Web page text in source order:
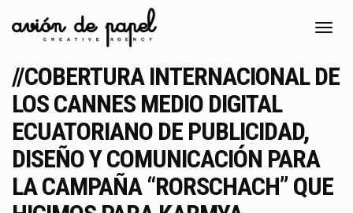
//COBERTURA INTERNACIONAL DE
LOS CANNES MEDIO DIGITAL
ECUATORIANO DE PUBLICIDAD,
DISEÑO Y COMUNICACIÓN PARA
LA CAMPAÑA “RORSCHACH” QUE